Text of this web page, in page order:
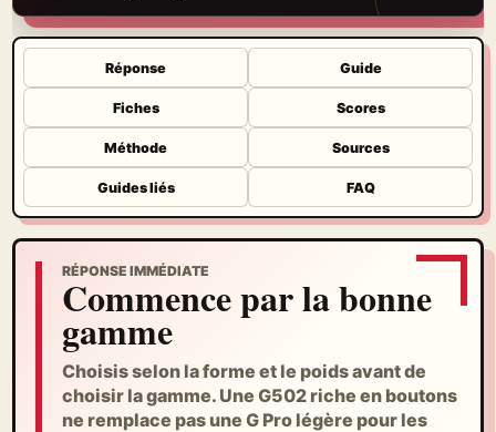
Réponse Guide
Fiches Scores
Méthode Sources
Guides liés FAQ
RÉPONSE IMMÉDIATE
Commence par la bonne
gamme
Choisis selon la forme et le poids avant de
choisir la gamme. Une G502 riche en boutons
ne remplace pas une G Pro légère pour les